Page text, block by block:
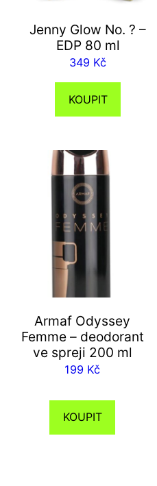
Jenny Glow No. ? –
EDP 80 ml
349 Kč
KOUPIT
Armaf Odyssey
Femme – deodorant
ve spreji 200 ml
199 Kč
KOUPIT